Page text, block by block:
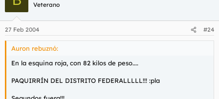
Veterano
27 Feb 2004 #24
Auron rebuznó:
En la esquina roja, con 82 kilos de peso....
PAQUIRRÍN DEL DISTRITO FEDERALLLLL!!! :pla